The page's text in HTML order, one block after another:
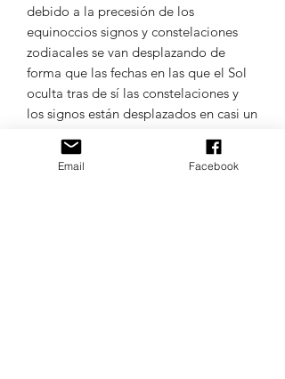
debido a la precesión de los
equinoccios signos y constelaciones
zodiacales se van desplazando de
forma que las fechas en las que el Sol
oculta tras de sí las constelaciones y
los signos están desplazados en casi un
2300 años en las que ambas se
hicieron coincidir​.
Email Facebook